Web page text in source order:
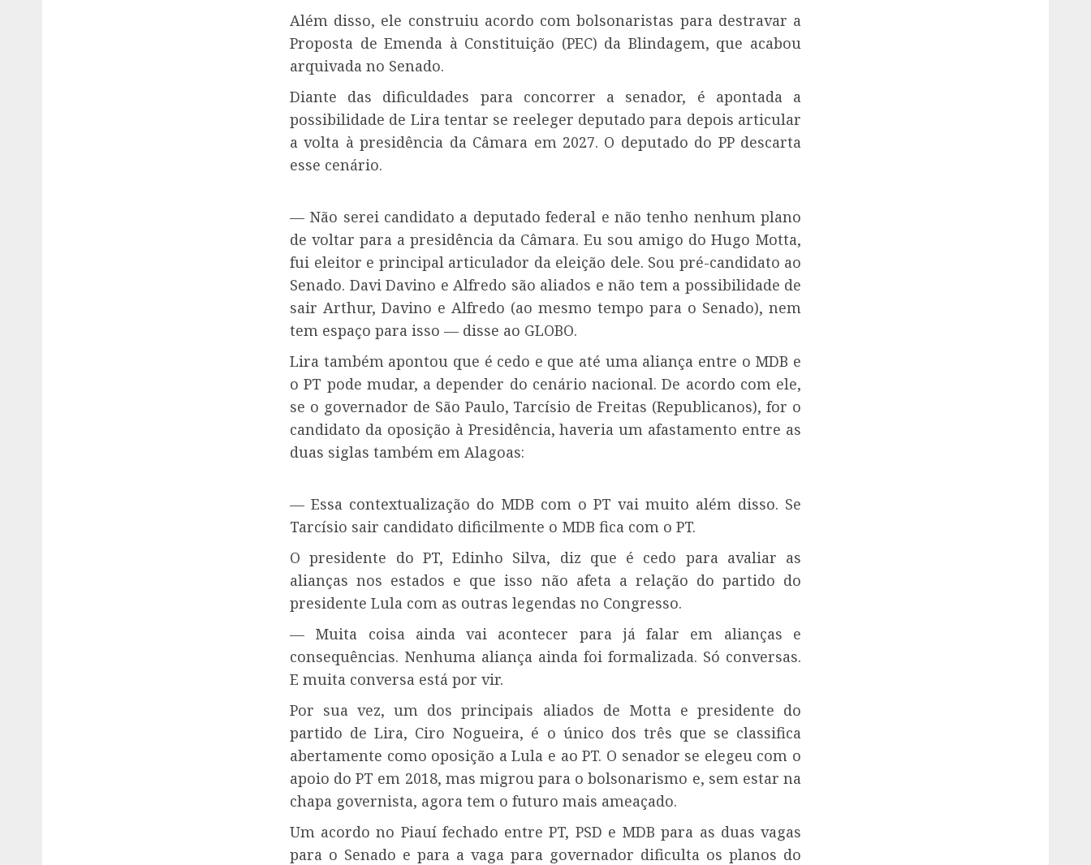
Além disso, ele construiu acordo com bolsonaristas para destravar a
Proposta de Emenda à Constituição (PEC) da Blindagem, que acabou
arquivada no Senado.
Diante das dificuldades para concorrer a senador, é apontada a
possibilidade de Lira tentar se reeleger deputado para depois articular
a volta à presidência da Câmara em 2027. O deputado do PP descarta
esse cenário.
— Não serei candidato a deputado federal e não tenho nenhum plano
de voltar para a presidência da Câmara. Eu sou amigo do Hugo Motta,
fui eleitor e principal articulador da eleição dele. Sou pré-candidato ao
Senado. Davi Davino e Alfredo são aliados e não tem a possibilidade de
sair Arthur, Davino e Alfredo (ao mesmo tempo para o Senado), nem
tem espaço para isso — disse ao GLOBO.
Lira também apontou que é cedo e que até uma aliança entre o MDB e
o PT pode mudar, a depender do cenário nacional. De acordo com ele,
se o governador de São Paulo, Tarcísio de Freitas (Republicanos), for o
candidato da oposição à Presidência, haveria um afastamento entre as
duas siglas também em Alagoas:
— Essa contextualização do MDB com o PT vai muito além disso. Se
Tarcísio sair candidato dificilmente o MDB fica com o PT.
O presidente do PT, Edinho Silva, diz que é cedo para avaliar as
alianças nos estados e que isso não afeta a relação do partido do
presidente Lula com as outras legendas no Congresso.
— Muita coisa ainda vai acontecer para já falar em alianças e
consequências. Nenhuma aliança ainda foi formalizada. Só conversas.
E muita conversa está por vir.
Por sua vez, um dos principais aliados de Motta e presidente do
partido de Lira, Ciro Nogueira, é o único dos três que se classifica
abertamente como oposição a Lula e ao PT. O senador se elegeu com o
apoio do PT em 2018, mas migrou para o bolsonarismo e, sem estar na
chapa governista, agora tem o futuro mais ameaçado.
Um acordo no Piauí fechado entre PT, PSD e MDB para as duas vagas
para o Senado e para a vaga para governador dificulta os planos do